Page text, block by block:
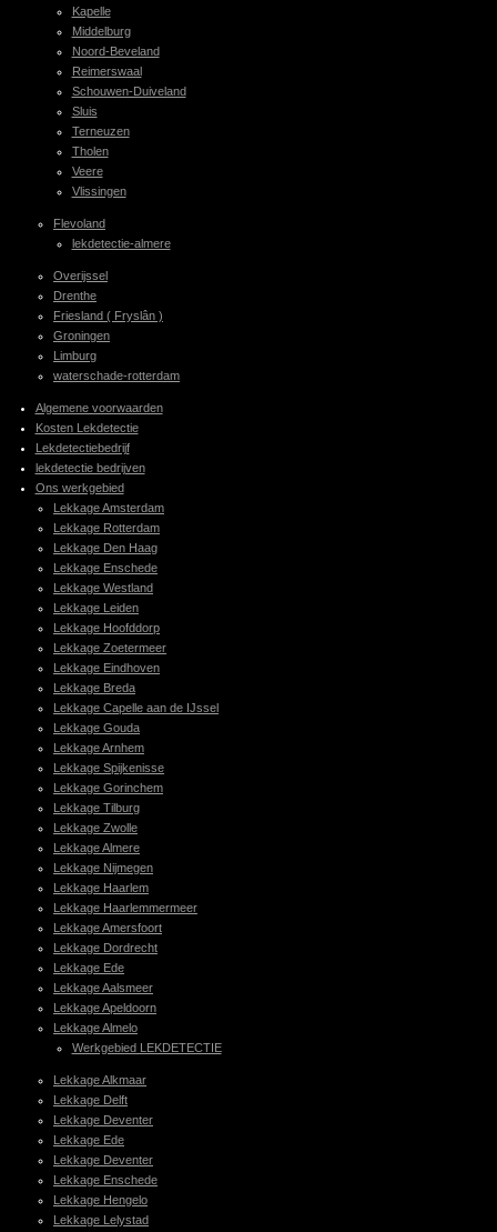
Kapelle
Middelburg
Noord-Beveland
Reimerswaal
Schouwen-Duiveland
Sluis
Terneuzen
Tholen
Veere
Vlissingen
Flevoland
lekdetectie-almere
Overijssel
Drenthe
Friesland ( Fryslân )
Groningen
Limburg
waterschade-rotterdam
Algemene voorwaarden
Kosten Lekdetectie
Lekdetectiebedrijf
lekdetectie bedrijven
Ons werkgebied
Lekkage Amsterdam
Lekkage Rotterdam
Lekkage Den Haag
Lekkage Enschede
Lekkage Westland
Lekkage Leiden
Lekkage Hoofddorp
Lekkage Zoetermeer
Lekkage Eindhoven
Lekkage Breda
Lekkage Capelle aan de IJssel
Lekkage Gouda
Lekkage Arnhem
Lekkage Spijkenisse
Lekkage Gorinchem
Lekkage Tilburg
Lekkage Zwolle
Lekkage Almere
Lekkage Nijmegen
Lekkage Haarlem
Lekkage Haarlemmermeer
Lekkage Amersfoort
Lekkage Dordrecht
Lekkage Ede
Lekkage Aalsmeer
Lekkage Apeldoorn
Lekkage Almelo
Werkgebied LEKDETECTIE
Lekkage Alkmaar
Lekkage Delft
Lekkage Deventer
Lekkage Ede
Lekkage Deventer
Lekkage Enschede
Lekkage Hengelo
Lekkage Lelystad